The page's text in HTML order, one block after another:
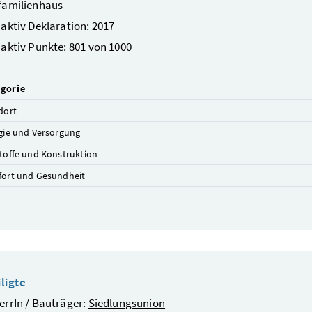
Deklaration: 2017
Punkte: 801 von 1000
und Versorgung
und Konstruktion
und Gesundheit
/ Bauträger: Siedlungsunion